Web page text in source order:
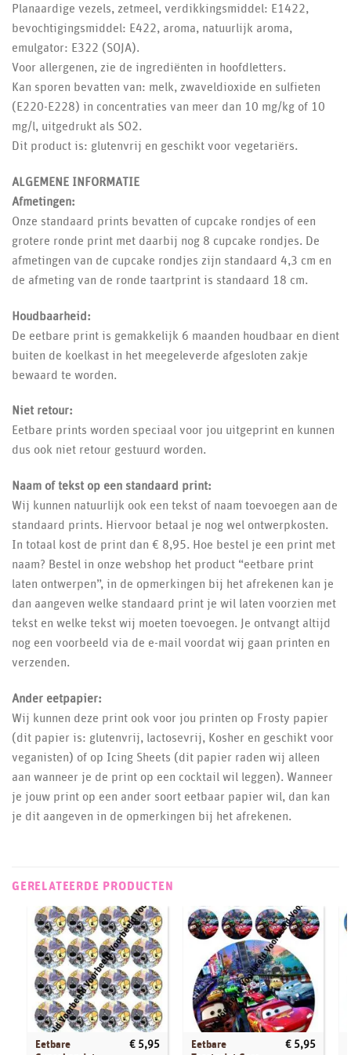
Planaardige vezels, zetmeel, verdikkingsmiddel: E1422,
bevochtigingsmiddel: E422, aroma, natuurlijk aroma,
emulgator: E322 (SOJA).
Voor allergenen, zie de ingrediënten in hoofdletters.
Kan sporen bevatten van: melk, zwaveldioxide en sulfieten
(E220-E228) in concentraties van meer dan 10 mg/kg of 10
mg/l, uitgedrukt als SO2.
Dit product is: glutenvrij en geschikt voor vegetariërs.
ALGEMENE INFORMATIE
Afmetingen:
Onze standaard prints bevatten of cupcake rondjes of een
grotere ronde print met daarbij nog 8 cupcake rondjes. De
afmetingen van de cupcake rondjes zijn standaard 4,3 cm en
de afmeting van de ronde taartprint is standaard 18 cm.
Houdbaarheid:
De eetbare print is gemakkelijk 6 maanden houdbaar en dient
buiten de koelkast in het meegeleverde afgesloten zakje
bewaard te worden.
Niet retour:
Eetbare prints worden speciaal voor jou uitgeprint en kunnen
dus ook niet retour gestuurd worden.
Naam of tekst op een standaard print:
Wij kunnen natuurlijk ook een tekst of naam toevoegen aan de
standaard prints. Hiervoor betaal je nog wel ontwerpkosten.
In totaal kost de print dan € 8,95. Hoe bestel je een print met
naam? Bestel in onze webshop het product “eetbare print
laten ontwerpen”, in de opmerkingen bij het afrekenen kan je
dan aangeven welke standaard print je wil laten voorzien met
tekst en welke tekst wij moeten toevoegen. Je ontvangt altijd
nog een voorbeeld via de e-mail voordat wij gaan printen en
verzenden.
Ander eetpapier:
Wij kunnen deze print ook voor jou printen op Frosty papier
(dit papier is: glutenvrij, lactosevrij, Kosher en geschikt voor
veganisten) of op Icing Sheets (dit papier raden wij alleen
aan wanneer je de print op een cocktail wil leggen). Wanneer
je jouw print op een ander soort eetbaar papier wil, dan kan
je dit aangeven in de opmerkingen bij het afrekenen.
GERELATEERDE PRODUCTEN
Eetbare
€ 5,95
Eetbare
€ 5,95